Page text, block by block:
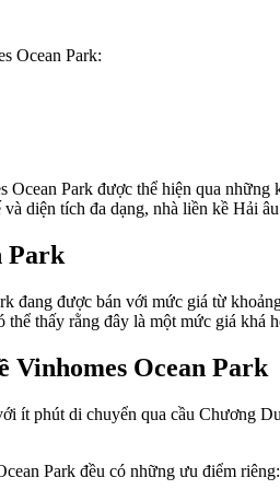
Ocean Park:
Park được thể hiện qua
diện tích đa dạng, nhà liền kề Hải
Park
đang được bán với mức giá từ
thể thấy rằng đây là một mức giá khá
Vinhomes Ocean Park
ít phút di chuyển qua cầu Chương
Park đều có những ưu điểm